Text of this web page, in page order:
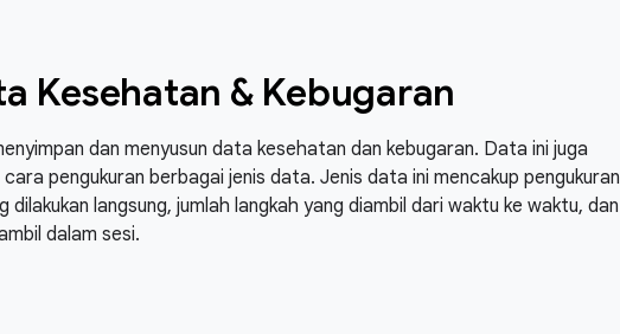
Kesehatan & Kebugaran
dan menyusun data kesehatan dan kebugaran. Data ini juga
pengukuran berbagai jenis data. Jenis data ini mencakup pengukuran
dilakukan langsung, jumlah langkah yang diambil dari waktu ke waktu, dan
dalam sesi.